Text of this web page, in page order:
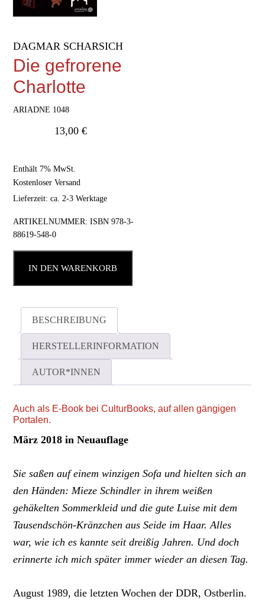
DAGMAR SCHARSICH
Die gefrorene
Charlotte
ARIADNE 1048
13,00€
Enthält 7% MwSt.
Kostenloser Versand
Lieferzeit: ca. 2-3 Werktage
ARTIKELNUMMER:ISBN 978-3-
88619-548-0
IN DEN WARENKORB
BESCHREIBUNG
HERSTELLERINFORMATION
AUTOR*INNEN
Auch als E-Book bei CulturBooks, auf allen gängigen
Portalen.
März 2018 in Neuauflage
Sie saßen auf einem winzigen Sofa und hielten sich an
den Händen: Mieze Schindler in ihrem weißen
gehäkelten Sommerkleid und die gute Luise mit dem
Tausendschön-Kränzchen aus Seide im Haar. Alles
war, wie ich es kannte seit dreißig Jahren. Und doch
erinnerte ich mich später immer wieder an diesen Tag.
August 1989, die letzten Wochen der DDR, Ostberlin.